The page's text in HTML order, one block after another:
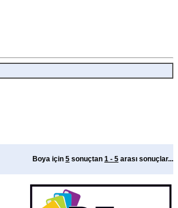
Boya için 5 sonuçtan 1 - 5 arası sonuçlar...